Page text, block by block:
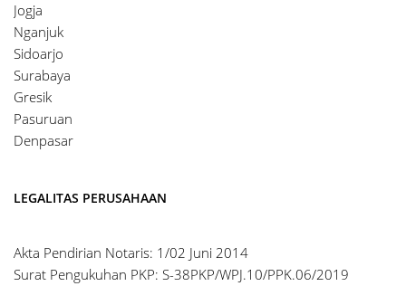
Jogja
Nganjuk
Sidoarjo
Surabaya
Gresik
Pasuruan
Denpasar
LEGALITAS PERUSAHAAN
Akta Pendirian Notaris: 1/02 Juni 2014
Surat Pengukuhan PKP: S-38PKP/WPJ.10/PPK.06/2019